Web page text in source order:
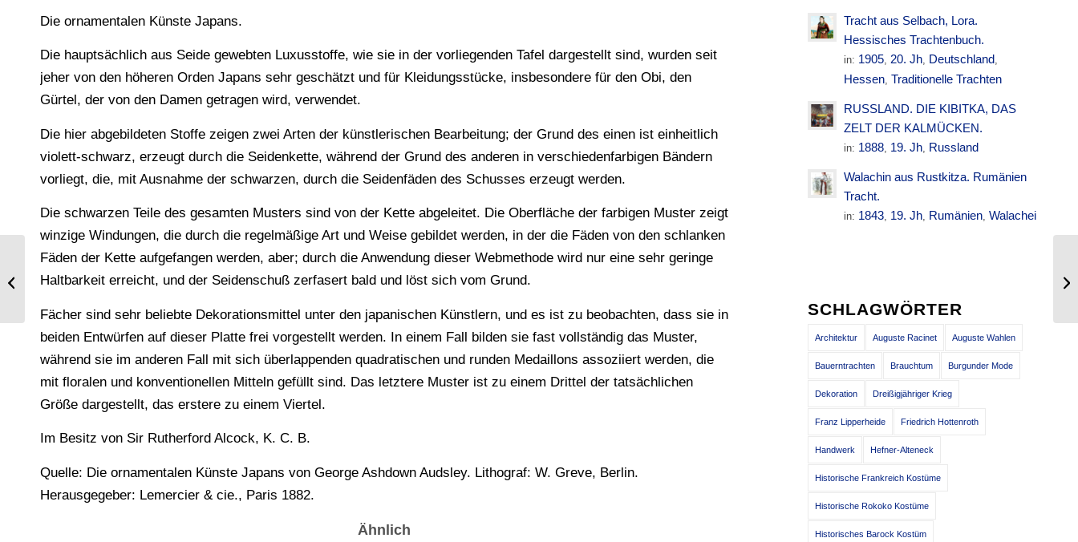
Die ornamentalen Künste Japans.
Die hauptsächlich aus Seide gewebten Luxusstoffe, wie sie in der vorliegenden Tafel dargestellt sind, wurden seit
jeher von den höheren Orden Japans sehr geschätzt und für Kleidungsstücke, insbesondere für den Obi, den
Gürtel, der von den Damen getragen wird, verwendet.
Die hier abgebildeten Stoffe zeigen zwei Arten der künstlerischen Bearbeitung; der Grund des einen ist einheitlich
violett-schwarz, erzeugt durch die Seidenkette, während der Grund des anderen in verschiedenfarbigen Bändern
vorliegt, die, mit Ausnahme der schwarzen, durch die Seidenfäden des Schusses erzeugt werden.
Die schwarzen Teile des gesamten Musters sind von der Kette abgeleitet. Die Oberfläche der farbigen Muster zeigt
winzige Windungen, die durch die regelmäßige Art und Weise gebildet werden, in der die Fäden von den schlanken
Fäden der Kette aufgefangen werden, aber; durch die Anwendung dieser Webmethode wird nur eine sehr geringe
Haltbarkeit erreicht, und der Seidenschuß zerfasert bald und löst sich vom Grund.
Fächer sind sehr beliebte Dekorationsmittel unter den japanischen Künstlern, und es ist zu beobachten, dass sie in
beiden Entwürfen auf dieser Platte frei vorgestellt werden. In einem Fall bilden sie fast vollständig das Muster,
während sie im anderen Fall mit sich überlappenden quadratischen und runden Medaillons assoziiert werden, die
mit floralen und konventionellen Mitteln gefüllt sind. Das letztere Muster ist zu einem Drittel der tatsächlichen
Größe dargestellt, das erstere zu einem Viertel.
Im Besitz von Sir Rutherford Alcock, K. C. B.
Quelle: Die ornamentalen Künste Japans von George Ashdown Audsley. Lithograf: W. Greve, Berlin.
Herausgegeber: Lemercier & cie., Paris 1882.
Ähnlich
Tracht aus Selbach, Lora.
Hessisches Trachtenbuch.
in: 1905,20. Jh, Deutschland,
Hessen, Traditionelle Trachten
RUSSLAND. DIE KIBITKA, DAS
ZELT DER KALMÜCKEN.
in: 1888, 19. Jh, Russland
Walachin aus Rustkitza. Rumänien
Tracht.
in: 1843, 19. Jh, Rumänien,Walachei
SCHLAGWÖRTER
Architektur Auguste Racinet Auguste Wahlen
Bauerntrachten Brauchtum Burgunder Mode
Dekoration Dreißigjähriger Krieg
Franz Lipperheide Friedrich Hottenroth
Handwerk Hefner-Alteneck
Historische Frankreich Kostüme
Historische Rokoko Kostüme
Historisches Barock Kostüm
Kopfbedeckungen des Rokoko.